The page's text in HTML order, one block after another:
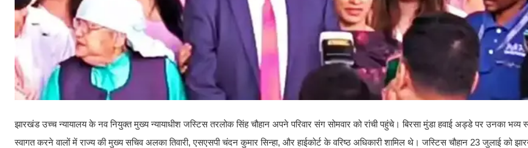
झारखंड उच्च न्यायालय के नव नियुक्त मुख्य न्यायाधीश जस्टिस तरलोक सिंह चौहान अपने परिवार संग सोमवार को रांची पहुंचे। बिरसा मुंडा हवाई अड्डे पर उनका भव्य
स्वागत करने वालों में राज्य की मुख्य सचिव अलका तिवारी, एसएसपी चंदन कुमार सिन्हा, और हाईकोर्ट के वरिष्ठ अधिकारी शामिल थे। जस्टिस चौहान 23 जुलाई को